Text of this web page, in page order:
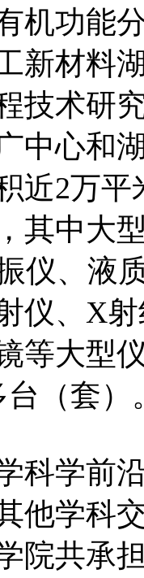
机功能
新材料
技术研
中心和
近2万平
其中大
仪、液
仪、X
等大型
台（套）
科学前
他学科
院共承